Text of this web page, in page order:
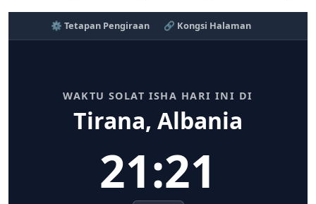
⚙️ Tetapan Pengiraan 🔗 Kongsi Halaman
WAKTU SOLAT ISHA HARI INI DI
Tirana, Albania
21:21